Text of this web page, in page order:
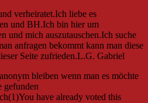
verheiratet.Ich liebe es
und BH.Ich bin hier um
und mich auszutauschen.Ich suche
anfragen bekommt kann man diese
Seite zufrieden.L.G. Gabriel
bleiben wenn man es möchte
gefunden
(1)You have already voted this